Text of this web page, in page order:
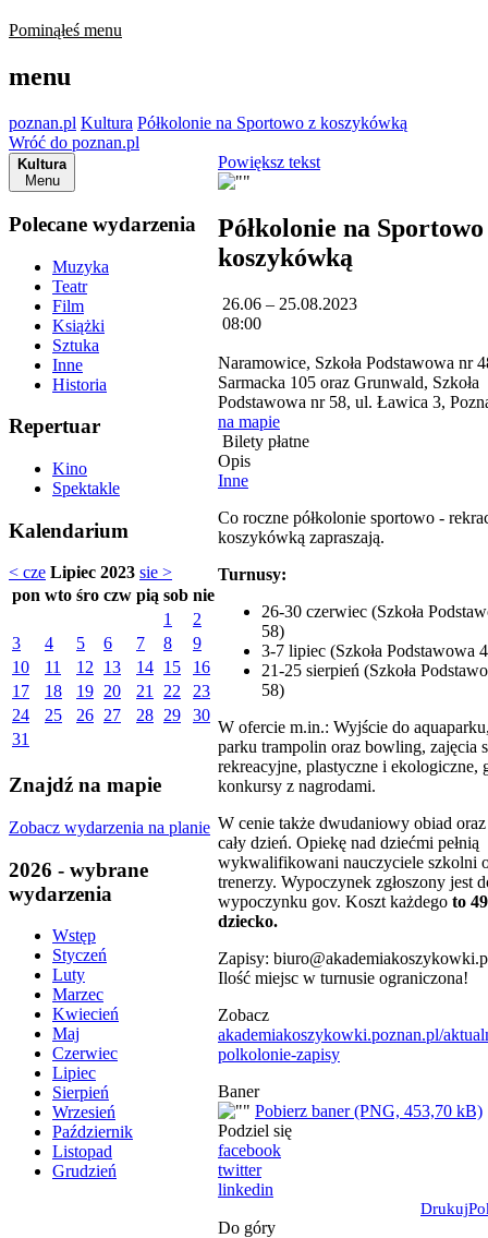
Pominąłeś menu
menu
poznan.pl Kultura Półkolonie na Sportowo z koszykówką
Wróć do poznan.pl
Kultura
Menu
Polecane wydarzenia
Muzyka
Teatr
Film
Książki
Sztuka
Inne
Historia
Repertuar
Kino
Spektakle
Kalendarium
< cze Lipiec 2023 sie >
pon wto śro czw pią sob nie
1
2
3
4 5 6 7 8
9
10
11 12 13 14 15
16
17
18 19 20 21 22
23
24
25 26 27 28 29
30
31
Znajdź na mapie
Zobacz wydarzenia na planie
2026 - wybrane
wydarzenia
Wstęp
Styczeń
Luty
Marzec
Kwiecień
Maj
Czerwiec
Lipiec
Sierpień
Wrzesień
Październik
Listopad
Grudzień
Powiększ tekst
Półkolonie na
koszykówką
26.06 – 25.08.2023
08:00
Naramowice, Szkoła Podstawowa nr
Sarmacka 105 oraz Grunwald, Szkoła
Podstawowa nr 58, ul. Ławica 3,
na mapie
Bilety płatne
Opis
Inne
Co roczne półkolonie sportowo -
koszykówką zapraszają.
Turnusy:
26-30 czerwiec (Szkoła
58)
3-7 lipiec (Szkoła Podstawowa
21-25 sierpień (Szkoła
58)
W ofercie m.in.: Wyjście do
parku trampolin oraz bowling, zajęcia
rekreacyjne, plastyczne i ekologiczne,
konkursy z nagrodami.
W cenie także dwudaniowy obiad
cały dzień. Opiekę nad dziećmi pełnią
wykwalifikowani nauczyciele szkolni
trenerzy. Wypoczynek zgłoszony jest
wypoczynku gov. Koszt każdego to
dziecko.
Zapisy:
Ilość miejsc w turnusie ograniczona!
Zobacz
akademiakoszykowki.poznan.pl/
polkolonie-zapisy
Baner
Pobierz baner (PNG, 453,70 kB)
Podziel się
facebook
twitter
linkedin
Drukuj
Do góry